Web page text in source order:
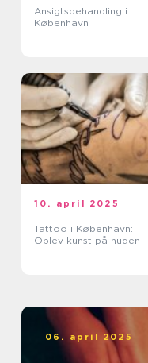
Ansigtsbehandling i
København
10. april 2025
Tattoo i København:
Oplev kunst på huden
06. april 2025